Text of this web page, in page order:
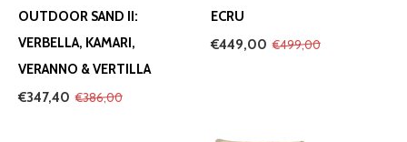
OUTDOOR SAND II:
VERBELLA, KAMARI,
VERANNO & VERTILLA
€347,40 €386,00
ECRU
€449,00 €499,00